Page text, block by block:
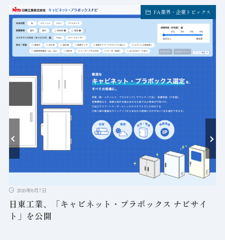
FA業界・企業トピックス
2026年8月7日
日東工業、「キャビネット・プラボックス ナビサイ
ト」を公開